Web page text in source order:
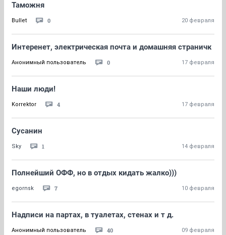
Таможня
Bullet 0 20 февраля
Интеренет, электрическая почта и домашняя страничк
Анонимный пользователь 0 17 февраля
Наши люди!
Korrektor 4 17 февраля
Сусанин
Sky 1 14 февраля
Полнейший ОФФ, но в отдых кидать жалко)))
egornsk 7 10 февраля
Надписи на партах, в туалетах, стенах и т д.
Анонимный пользователь 40 09 февраля